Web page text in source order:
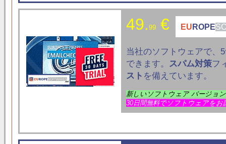
49. 99€ EU ROPE
当社のソフトウェアで、
できます。 スパム対策フ
スト を備えています。
新しいソフトウェア バージョ
30日間無料でソフトウェアをお